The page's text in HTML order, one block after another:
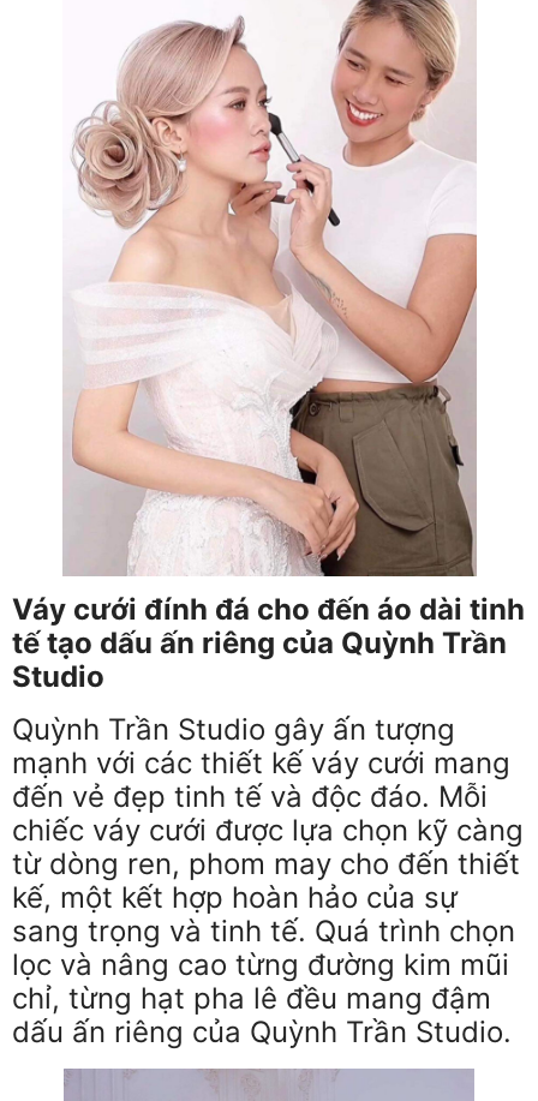
Váy cưới đính đá cho đến áo dài tinh
tế tạo dấu ấn riêng của Quỳnh Trần
Studio
Quỳnh Trần Studio gây ấn tượng
mạnh với các thiết kế váy cưới mang
đến vẻ đẹp tinh tế và độc đáo. Mỗi
chiếc váy cưới được lựa chọn kỹ càng
từ dòng ren, phom may cho đến thiết
kế, một kết hợp hoàn hảo của sự
sang trọng và tinh tế. Quá trình chọn
lọc và nâng cao từng đường kim mũi
chỉ, từng hạt pha lê đều mang đậm
dấu ấn riêng của Quỳnh Trần Studio.